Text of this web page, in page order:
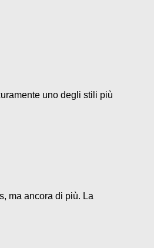
uno degli stili più
ma ancora di più. La